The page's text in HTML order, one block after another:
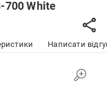
700 White
Написати